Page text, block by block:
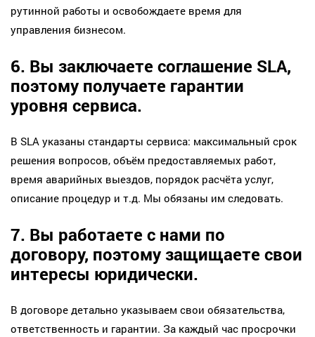
рутинной работы и освобождаете время для
управления бизнесом.
6. Вы заключаете соглашение SLA,
поэтому получаете гарантии
уровня сервиса.
В SLA указаны стандарты сервиса: максимальный срок
решения вопросов, объём предоставляемых работ,
время аварийных выездов, порядок расчёта услуг,
описание процедур и т.д. Мы обязаны им следовать.
7. Вы работаете с нами по
договору, поэтому защищаете свои
интересы юридически.
В договоре детально указываем свои обязательства,
ответственность и гарантии. За каждый час просрочки